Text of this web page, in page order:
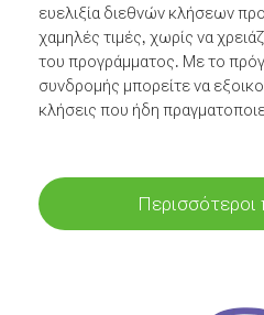
ευελιξία διεθνών κλήσεων
χαμηλές τιμές, χωρίς να
του προγράμματος. Με το
συνδρομής μπορείτε να
κλήσεις που ήδη
Περισσότεροι